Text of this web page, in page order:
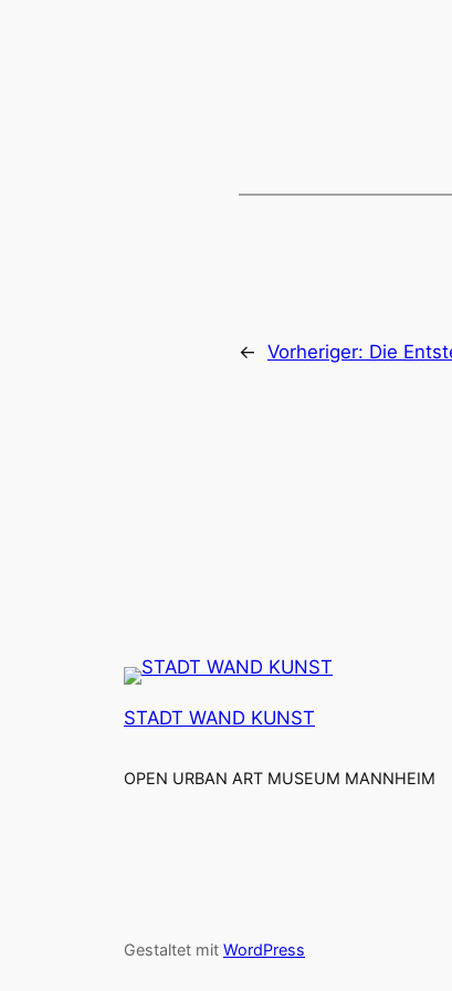
← Vorheriger: Die
STADT WAND KUNST
OPEN URBAN ART MUSEUM MANNHEIM
Gestaltet mit WordPress